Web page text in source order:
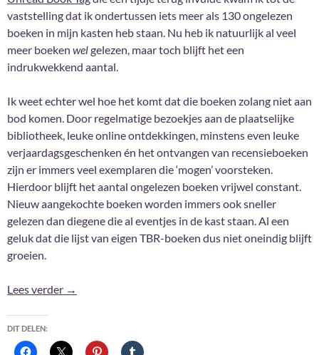
vaststelling dat ik ondertussen iets meer als 130 ongelezen
boeken in mijn kasten heb staan. Nu heb ik natuurlijk al veel
meer boeken welgelezen, maar toch blijft het een
indrukwekkend aantal.
Ik weet echter wel hoe het komt dat die boeken zolang niet aan
bod komen. Door regelmatige bezoekjes aan de plaatselijke
bibliotheek, leuke online ontdekkingen, minstens even leuke
verjaardagsgeschenken én het ontvangen van recensieboeken
zijn er immers veel exemplaren die ‘mogen’ voorsteken.
Hierdoor blijft het aantal ongelezen boeken vrijwel constant.
Nieuw aangekochte boeken worden immers ook sneller
gelezen dan diegene die al eventjes in de kast staan. Al een
geluk dat die lijst van eigen TBR-boeken dus niet oneindig blijft
groeien.
Lees verder Ongelezen boeken …
→
DIT DELEN: